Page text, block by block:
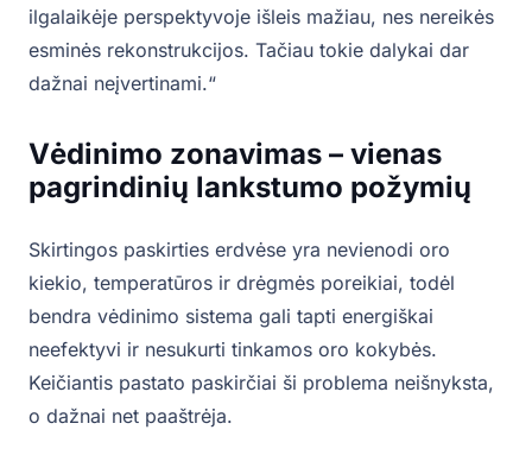
ilgalaikėje perspektyvoje išleis mažiau, nes nereikės
esminės rekonstrukcijos. Tačiau tokie dalykai dar
dažnai neįvertinami.“
Vėdinimo zonavimas – vienas
pagrindinių lankstumo požymių
Skirtingos paskirties erdvėse yra nevienodi oro
kiekio, temperatūros ir drėgmės poreikiai, todėl
bendra vėdinimo sistema gali tapti energiškai
neefektyvi ir nesukurti tinkamos oro kokybės.
Keičiantis pastato paskirčiai ši problema neišnyksta,
o dažnai net paaštrėja.